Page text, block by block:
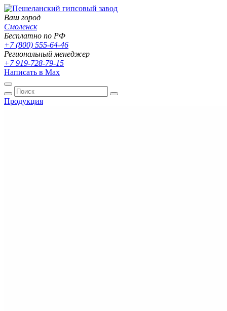
Ваш город
Смоленск
Бесплатно по РФ
+7 (800) 555-64-46
Региональный менеджер
+7 919-728-79-15
Написать в Max
Продукция